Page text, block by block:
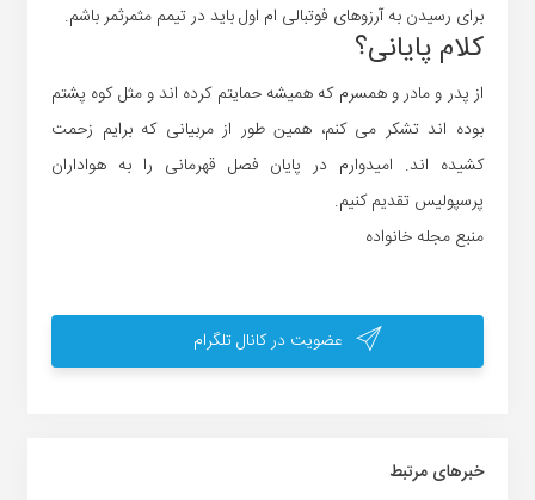
برای رسیدن به آرزوهای فوتبالی ام اول باید در تیمم مثمرثمر باشم.
کلام پایانی؟
از پدر و مادر و همسرم که همیشه حمایتم کرده اند و مثل کوه پشتم
بوده اند تشکر می کنم، همین طور از مربیانی که برایم زحمت
کشیده اند. امیدوارم در پایان فصل قهرمانی را به هواداران
پرسپولیس تقدیم کنیم.
منبع مجله خانواده
عضویت در کانال تلگرام
خبر‌های مرتبط